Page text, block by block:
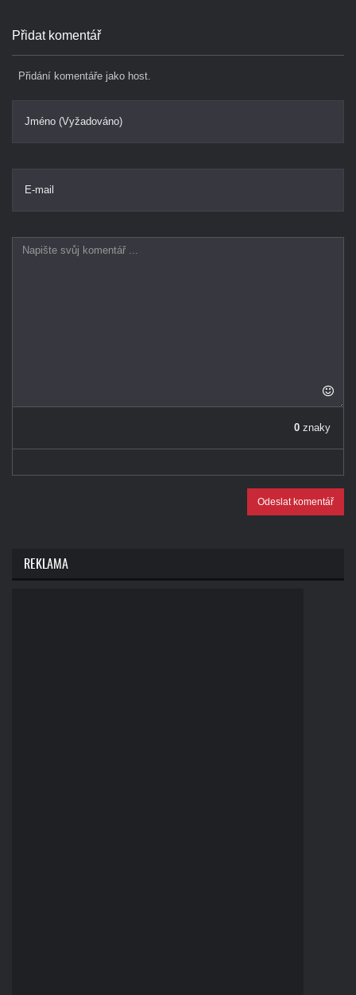
Přidat komentář
Přidání komentáře jako host.
Jméno (Vyžadováno)
E-mail
0 znaky
Odeslat komentář
REKLAMA